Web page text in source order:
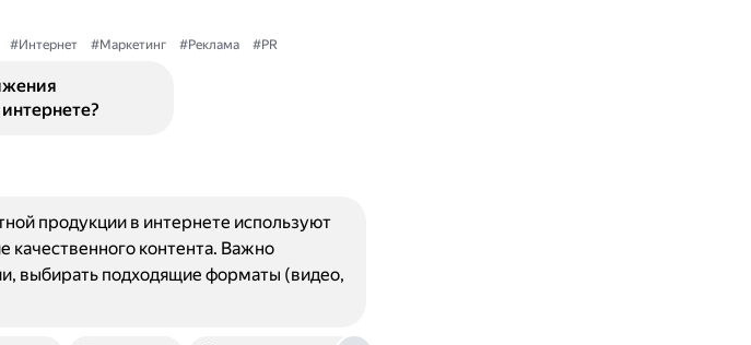
#Интернет #Маркетинг #Реклама #PR
продукции в интернете используют
качественного контента. Важно
выбирать подходящие форматы (видео,